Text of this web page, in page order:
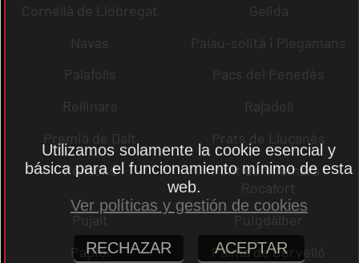
Cornellà de Llobregat
Gelida
Navas
Palau-solità i Plegamans
Palafolls
Pacs del Penedès
Rellinars
Rajadell
Premià de Dalt
Prats de Lluçanès
Pontons
Pont de Vilomara i
Rocafort
Pujalt
Puigdàlber
Papiol
Palma de Cervelló
Utilizamos solamente la cookie esencial y
básica para el funcionamiento mínimo de esta
web.
Ver políticas y gestión de cookies
RECHAZAR ACEPTAR